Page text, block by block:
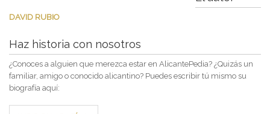
DAVID RUBIO
Haz historia con nosotros
¿Conoces a alguien que merezca estar en AlicantePedia? ¿Quizás un
familiar, amigo o conocido alicantino? Puedes escribir tú mismo su
biografía aquí: